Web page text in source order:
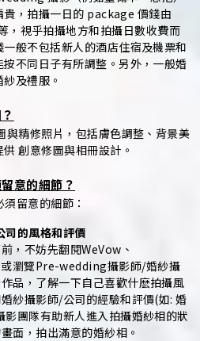
，拍攝一日的 package 價錢由
，視乎拍攝地方和拍攝日數收費而
般不包括新人的酒店住宿及機票和
不同日子有所調整。另外，一般婚
及禮服。
與精修照片，包括膚色調整、背景美
創意修圖與相冊設計。
意的細節？
留意的細節：
司的風格和評價
，不妨先翻閱WeVow、
瀏覽Pre-wedding攝影師/婚紗攝
品，了解一下自己喜歡什麽拍攝風
紗攝影師/公司的經驗和評價(如: 婚
團隊有助新人進入拍攝婚紗相的狀
面，拍出滿意的婚紗相。